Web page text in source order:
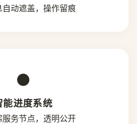
自动遮盖，操作留痕
●
能进度系统
服务节点，透明公开